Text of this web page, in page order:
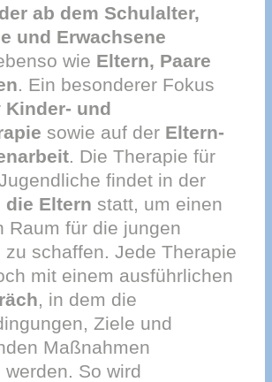
ab dem Schulalter,
und Erwachsene
wie Eltern, Paare
. Ein besonderer Fokus
Kinder- und
sowie auf der Eltern-
. Die Therapie für
findet in der
die Eltern statt, um einen
Raum für die jungen
zu schaffen. Jede Therapie
mit einem ausführlichen
, in dem die
Ziele und
Maßnahmen
So wird